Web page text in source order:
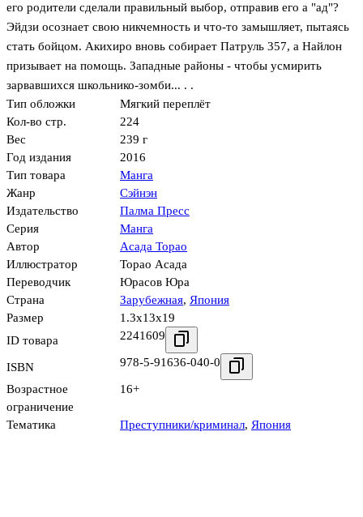
его родители сделали правильный выбор, отправив его а "ад"?
Эйдзи осознает свою никчемность и что-то замышляет, пытаясь
стать бойцом. Акихиро вновь собирает Патруль 357, а Найлон
призывает на помощь. Западные районы - чтобы усмирить
зарвавшихся школьнико-зомби... . .
Тип обложки
Мягкий переплёт
Кол-во стр.
224
Вес
239 г
Год издания
2016
Тип товара
Манга
Жанр
Сэйнэн
Издательство
Палма Пресс
Серия
Манга
Автор
Асада Торао
Иллюстратор
Торао Асада
Переводчик
Юрасов Юра
Страна
Зарубежная, Япония
Размер
1.3x13x19
ID товара
2241609
ISBN 978-5-91636-040-0
Возрастное
ограничение
16+
Тематика Преступники/криминал, Япония